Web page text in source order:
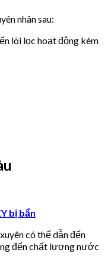
nhân sau:
lõi lọc hoạt động kém
bị bẩn
có thể dẫn đến
đến chất lượng nước